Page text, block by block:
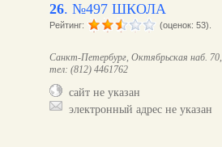
26. №497 ШКОЛА
Рейтинг: (оценок: 53).
Санкт-Петербург, Октябрьская наб.
тел: (812) 4461762
сайт не указан
электронный адрес не указан